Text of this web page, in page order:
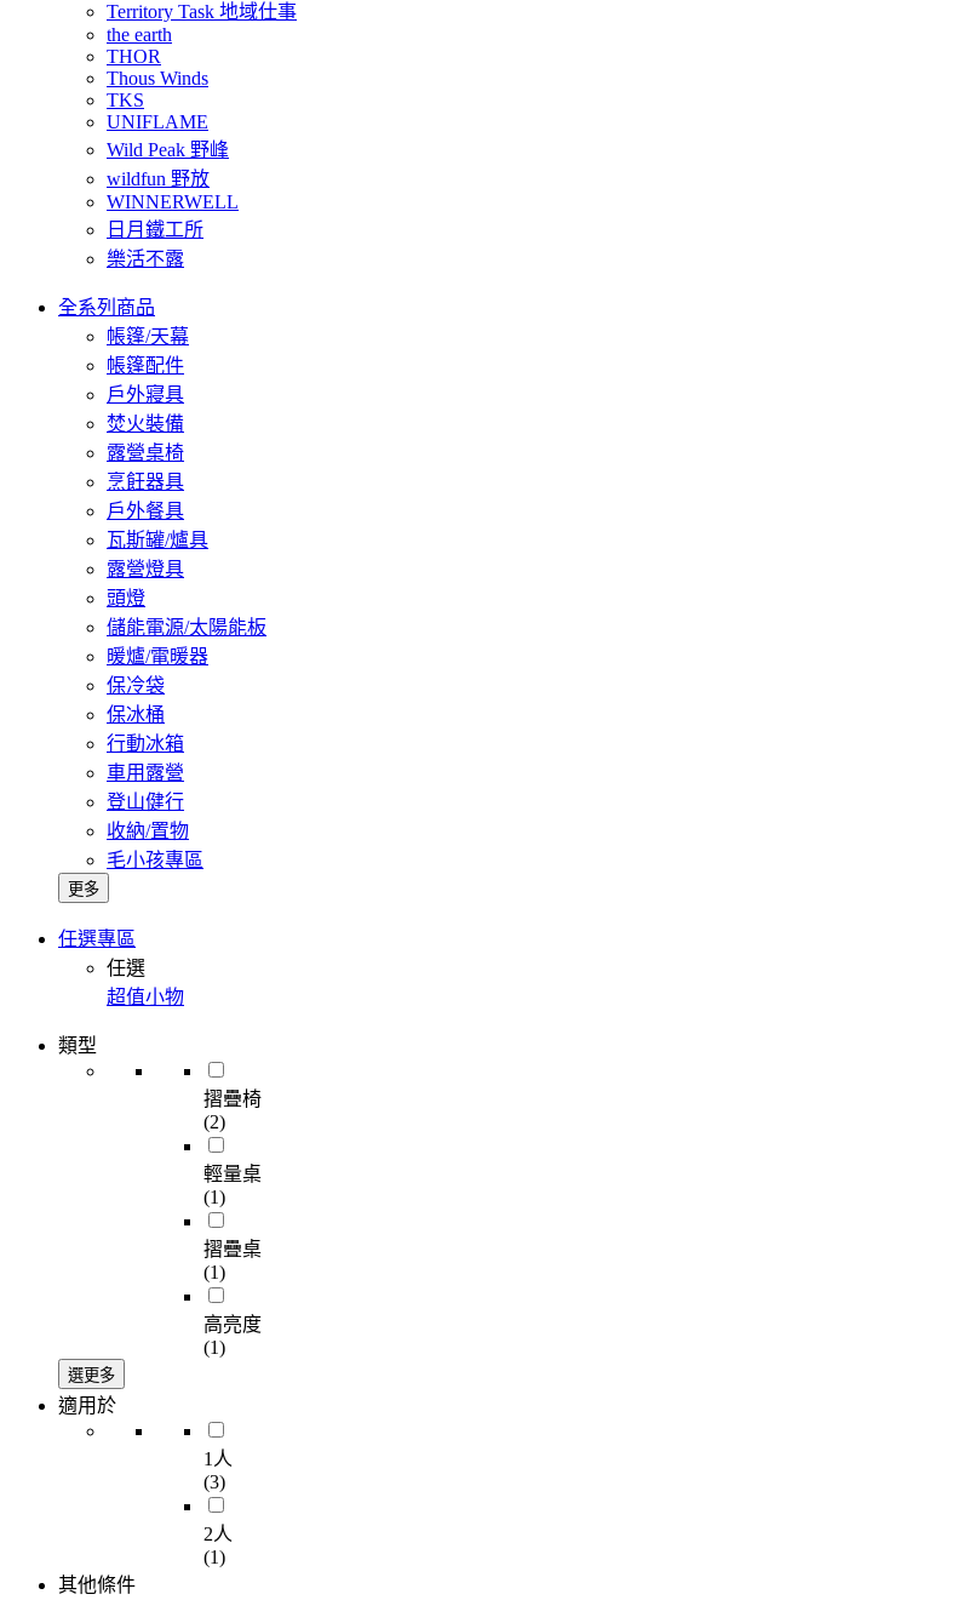
Territory Task 地域仕事
the earth
THOR
Thous Winds
TKS
UNIFLAME
Wild Peak 野峰
wildfun 野放
WINNERWELL
日月鐵工所
樂活不露
全系列商品
帳篷/天幕
帳篷配件
戶外寢具
焚火裝備
露營桌椅
烹飪器具
戶外餐具
瓦斯罐/爐具
露營燈具
頭燈
儲能電源/太陽能板
暖爐/電暖器
保冷袋
保冰桶
行動冰箱
車用露營
登山健行
收納/置物
毛小孩專區
更多
任選專區
任選
超值小物
類型
摺疊椅
(2)
輕量桌
(1)
摺疊桌
(1)
高亮度
(1)
選更多
適用於
1人
(3)
2人
(1)
其他條件